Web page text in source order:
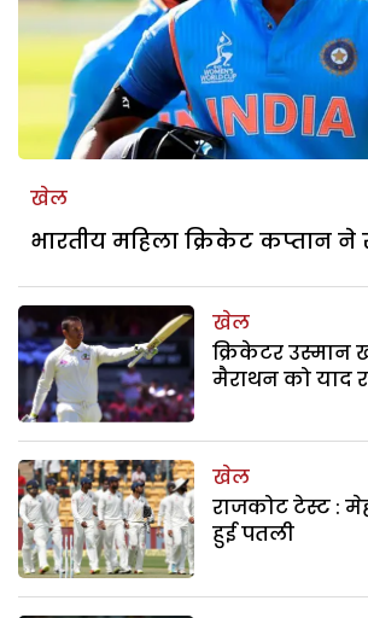
खेल
भारतीय महिला क्रिकेट कप्तान ने
खेल
क्रिकेटर उस्मान
मैराथन को याद
खेल
राजकोट टेस्ट :
हुई पतली